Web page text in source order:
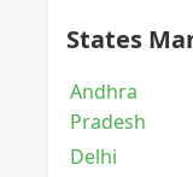
States
Andhra
Pradesh
Delhi